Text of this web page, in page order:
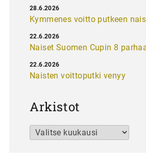
Kymmenes voitto putkeen
28.6.2026
Naiset Suomen Cupin 8
22.6.2026
Naisten voittoputki venyy
22.6.2026
Arkistot
Arkistot